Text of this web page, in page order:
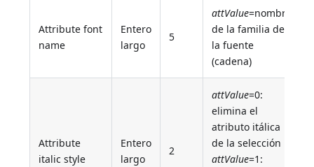
Attribute font
name
Entero
largo
5
attValue=nombre
de la familia de
la fuente
(cadena)
Attribute
italic style
Entero
largo
2
attValue=0:
elimina el
atributo itálica
de la selección
attValue=1: